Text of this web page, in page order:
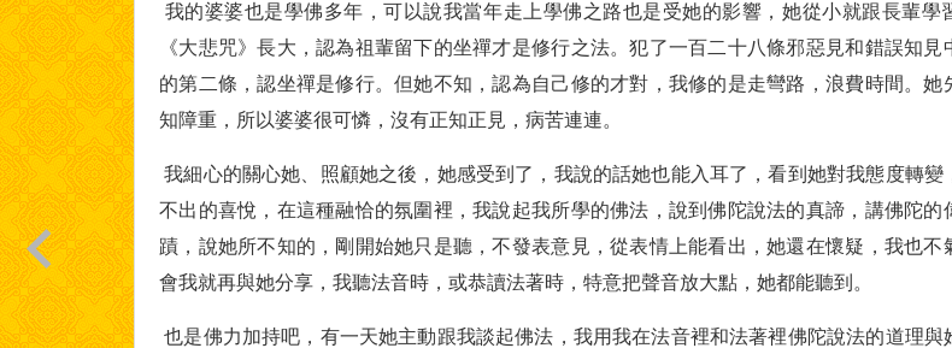
我的婆婆也是學佛多年，可以說我當年走上學佛之路也是受她的影響，她從小就跟長輩學
《大悲咒》長大，認為祖輩留下的坐禪才是修行之法。犯了一百二十八條邪惡見和錯誤知見
的第二條，認坐禪是修行。但她不知，認為自己修的才對，我修的是走彎路，浪費時間。她
知障重，所以婆婆很可憐，沒有正知正見，病苦連連。
我細心的關心她、照顧她之後，她感受到了，我說的話她也能入耳了，看到她對我態度轉變
不出的喜悅，在這種融恰的氛圍裡，我說起我所學的佛法，說到佛陀說法的真諦，講佛陀的
蹟，說她所不知的，剛開始她只是聽，不發表意見，從表情上能看出，她還在懷疑，我也不
會我就再與她分享，我聽法音時，或恭讀法著時，特意把聲音放大點，她都能聽到。
也是佛力加持吧，有一天她主動跟我談起佛法，我用我在法音裡和法著裡佛陀說法的道理與